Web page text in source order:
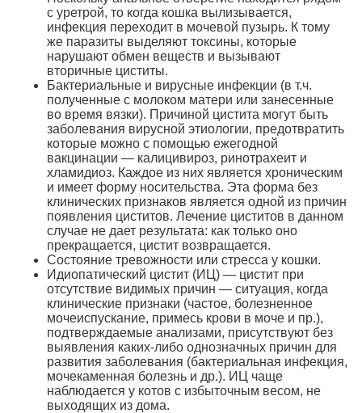
с уретрой, то когда кошка вылизывается,
инфекция переходит в мочевой пузырь. К тому
же паразиты выделяют токсины, которые
нарушают обмен веществ и вызывают
вторичные циститы.
Бактериальные и вирусные инфекции (в т.ч.
полученные с молоком матери или занесенные
во время вязки). Причиной цистита могут быть
заболевания вирусной этиологии, предотвратить
которые можно с помощью ежегодной
вакцинации — калицивироз, ринотрахеит и
хламидиоз. Каждое из них является хроническим
и имеет форму носительства. Эта форма без
клинических признаков является одной из причин
появления циститов. Лечение циститов в данном
случае не дает результата: как только оно
прекращается, цистит возвращается.
Состояние тревожности или стресса у кошки.
Идиопатический цистит (ИЦ) — цистит при
отсутствие видимых причин — ситуация, когда
клинические признаки (частое, болезненное
мочеиспускание, примесь крови в моче и пр.),
подтверждаемые анализами, присутствуют без
выявления каких-либо однозначных причин для
развития заболевания (бактериальная инфекция,
мочекаменная болезнь и др.). ИЦ чаще
наблюдается у котов с избыточным весом, не
выходящих из дома.